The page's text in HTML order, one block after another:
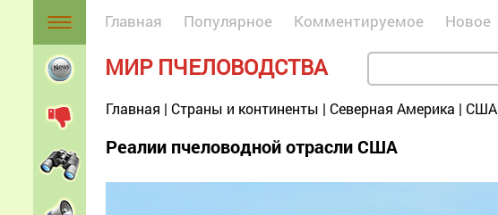
Главная Популярное Комментируемое Новое
МИР ПЧЕЛОВОДСТВА
Главная | Страны и континенты | Северная Америка | США
Реалии пчеловодной отрасли США